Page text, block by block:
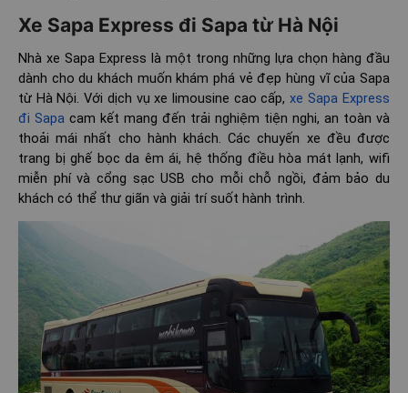
Xe Sapa Express đi Sapa từ Hà Nội
Nhà xe Sapa Express là một trong những lựa chọn hàng đầu
dành cho du khách muốn khám phá vẻ đẹp hùng vĩ của Sapa
từ Hà Nội. Với dịch vụ xe limousine cao cấp, xe Sapa Express
đi Sapa cam kết mang đến trải nghiệm tiện nghi, an toàn và
thoải mái nhất cho hành khách. Các chuyến xe đều được
trang bị ghế bọc da êm ái, hệ thống điều hòa mát lạnh, wifi
miễn phí và cổng sạc USB cho mỗi chỗ ngồi, đảm bảo du
khách có thể thư giãn và giải trí suốt hành trình.